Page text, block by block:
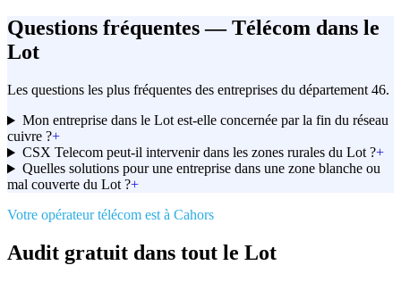
Questions fréquentes — Télécom dans le
Lot
Les questions les plus fréquentes des entreprises du département 46.
Mon entreprise dans le Lot est-elle concernée par la fin du réseau
cuivre ?+
CSX Telecom peut-il intervenir dans les zones rurales du Lot ?+
Quelles solutions pour une entreprise dans une zone blanche ou
mal couverte du Lot ?+
Votre opérateur télécom est à Cahors
Audit gratuit dans tout le Lot